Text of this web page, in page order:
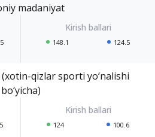
madaniyat
148.1 124.5
qizlar sporti yo‘nalishi
bo‘yicha)
124 100.6